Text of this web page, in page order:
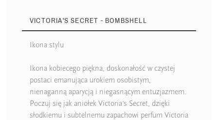
VICTORIA'S SECRET - BOMBSHELL
Ikona stylu
Ikona kobiecego piękna, doskonałość w czystej
postaci emanująca urokiem osobistym,
nienaganną aparycją i niegasnącym entuzjazmem.
Poczuj się jak aniołek Victoria’s Secret, dzięki
słodkiemu i subtelnemu zapachowi perfum Victoria